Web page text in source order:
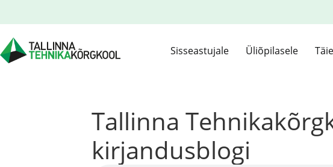
Sisseastujale Üliõpilasele
Tallinna
kirjandusblogi